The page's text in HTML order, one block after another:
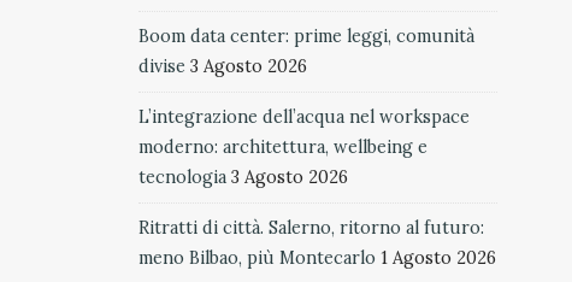
Boom data center: prime leggi, comunità
divise 3 Agosto 2026
L’integrazione dell’acqua nel workspace
moderno: architettura, wellbeing e
tecnologia 3 Agosto 2026
Ritratti di città. Salerno, ritorno al futuro:
meno Bilbao, più Montecarlo 1 Agosto 2026